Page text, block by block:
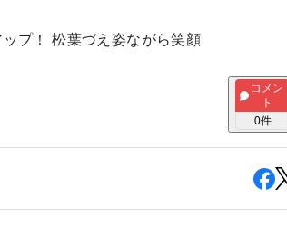
プ！ 松葉づえ姿ながら笑顔
コメン
ト
0件